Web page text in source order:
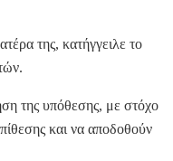
της, κατήγγειλε το
της υπόθεσης, με στόχο
και να αποδοθούν